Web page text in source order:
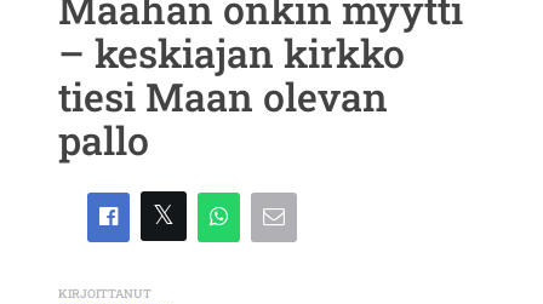
– keskiajan kirkko
tiesi Maan olevan
pallo
KIRJOITTANUT